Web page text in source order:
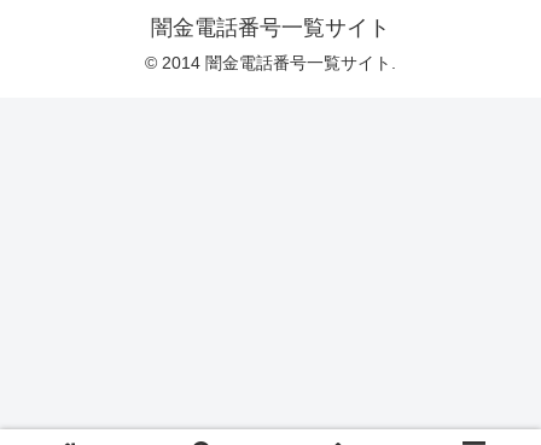
闇金電話番号一覧サイト
© 2014 闇金電話番号一覧サイト.